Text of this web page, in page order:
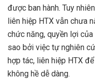
được ban hành. Tuy
liên hiệp HTX vẫn chưa
chức năng, quyền lợi
sao bởi việc tự nghiên
hợp tác, liên hiệp HTX
không hề dễ dàng.